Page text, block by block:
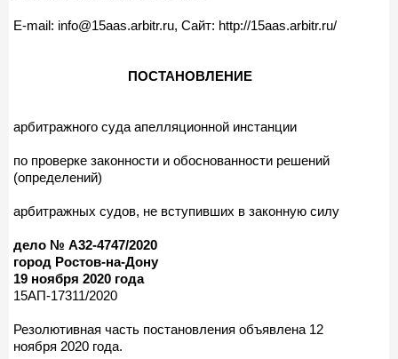
E-mail: info@15aas.arbitr.ru, Сайт: http://15aas.arbitr.ru/
ПОСТАНОВЛЕНИЕ
арбитражного суда апелляционной инстанции
по проверке законности и обоснованности решений
(определений)
арбитражных судов, не вступивших в законную силу
дело № А32-4747/2020
город Ростов-на-Дону
19 ноября 2020 года
15АП-17311/2020
Резолютивная часть постановления объявлена 12
ноября 2020 года.